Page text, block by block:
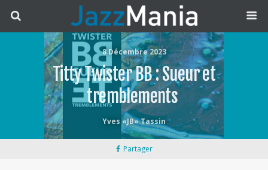
8 Décembre 2023
Titty Twister BB : Sueur et
tremblements
Yves «JB» Tassin
Partager